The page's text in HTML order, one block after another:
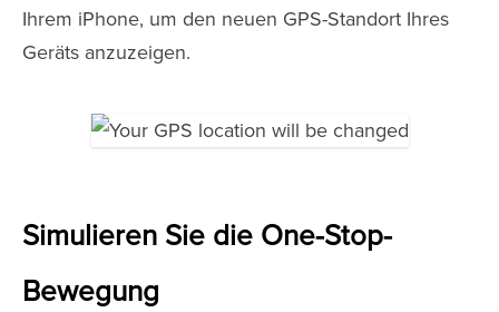
Ihrem iPhone, um den neuen GPS-Standort Ihres
Geräts anzuzeigen.
Simulieren Sie die One-Stop-
Bewegung